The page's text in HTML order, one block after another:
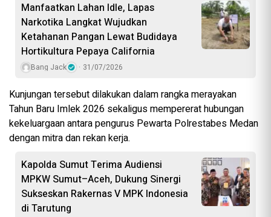
Manfaatkan Lahan Idle, Lapas
Narkotika Langkat Wujudkan
Ketahanan Pangan Lewat Budidaya
Hortikultura Pepaya California
Bang Jack 31/07/2026
Kunjungan tersebut dilakukan dalam rangka merayakan
Tahun Baru Imlek 2026 sekaligus mempererat hubungan
kekeluargaan antara pengurus Pewarta Polrestabes Medan
dengan mitra dan rekan kerja.
Kapolda Sumut Terima Audiensi
MPKW Sumut–Aceh, Dukung Sinergi
Sukseskan Rakernas V MPK Indonesia
di Tarutung